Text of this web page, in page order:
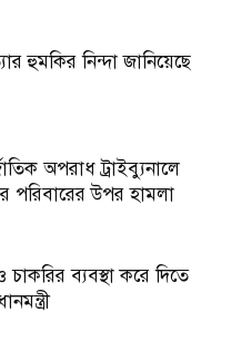
হুমকির নিন্দা জানিয়েছে
অপরাধ ট্রাইব্যুনালে
পরিবারের উপর হামলা
ব্যবস্থা করে দিতে